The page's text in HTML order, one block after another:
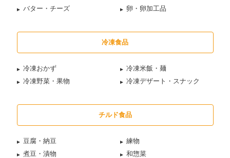
バター・チーズ
卵・卵加工品
冷凍食品
冷凍おかず
冷凍米飯・麺
冷凍野菜・果物
冷凍デザート・スナック
チルド食品
豆腐・納豆
練物
煮豆・漬物
和惣菜